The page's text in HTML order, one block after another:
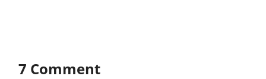
7 Comment